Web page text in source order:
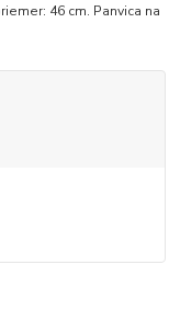
46 cm. Panvica na